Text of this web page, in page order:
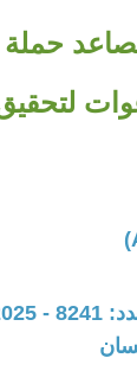
تصاعد
16:18